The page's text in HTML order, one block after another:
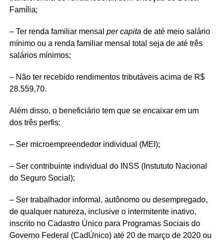
Família;
– Ter renda familiar mensal per capita de até meio salário
mínimo ou a renda familiar mensal total seja de até três
salários mínimos;
– Não ter recebido rendimentos tributáveis acima de R$
28.559,70.
Além disso, o beneficiário tem que se encaixar em um
dos três perfis:
– Ser microempreendedor individual (MEI);
– Ser contribuinte individual do INSS (Instututo Nacional
do Seguro Social);
– Ser trabalhador informal, autônomo ou desempregado,
de qualquer natureza, inclusive o intermitente inativo,
inscrito no Cadastro Único para Programas Sociais do
Governo Federal (CadÚnico) até 20 de março de 2020 ou